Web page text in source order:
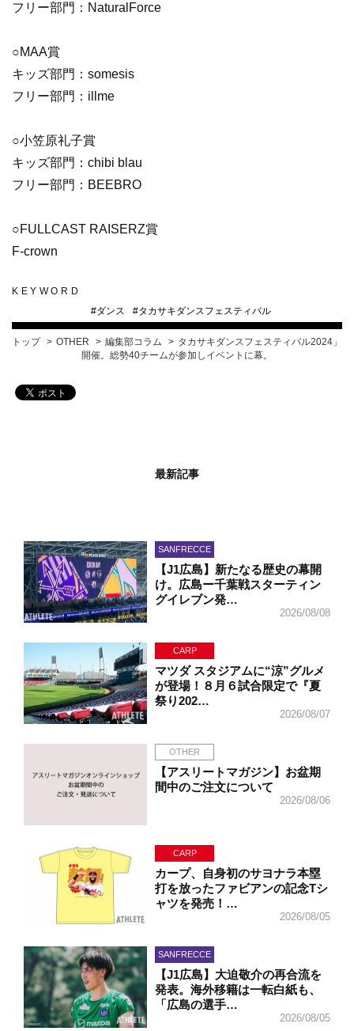
フリー部門：NaturalForce
○MAA賞
キッズ部門：somesis
フリー部門：illme
○小笠原礼子賞
キッズ部門：chibi blau
フリー部門：BEEBRO
○FULLCAST RAISERZ賞
F-crown
KEYWORD
#ダンス #タカサキダンスフェスティバル
トップ OTHER 編集部コラム
タカサキダンスフェスティバル2024」
開催。総勢40チームが参加しイベントに幕。
最新記事
SANFRECCE
【J1広島】新たなる歴史の幕開
け。広島ー千葉戦スターティン
グイレブン発…
2026/08/08
CARP
マツダ スタジアムに“涼”グルメ
が登場！８月６試合限定で『夏
祭り202…
2026/08/07
OTHER
【アスリートマガジン】お盆期
間中のご注文について
2026/08/06
CARP
カープ、自身初のサヨナラ本塁
打を放ったファビアンの記念Tシ
ャツを発売！…
2026/08/05
SANFRECCE
【J1広島】大迫敬介の再合流を
発表。海外移籍は一転白紙も、
「広島の選手…
2026/08/05